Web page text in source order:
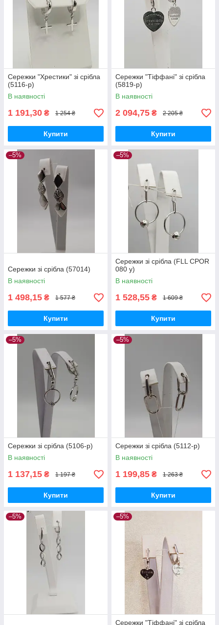
Сережки "Хрестики" зі срібла
(5116-р)
В наявності
1 191,30 ₴ 1 254 ₴
Купити
Сережки "Тіффані" зі срібла
(5819-р)
В наявності
2 094,75 ₴ 2 205 ₴
Купити
–5%
Сережки зі срібла (57014)
В наявності
1 498,15 ₴ 1 577 ₴
Купити
–5%
Сережки зі срібла (FLL CPOR
080 y)
В наявності
1 528,55 ₴ 1 609 ₴
Купити
–5%
Сережки зі срібла (5106-р)
В наявності
1 137,15 ₴ 1 197 ₴
Купити
–5%
Сережки зі срібла (5112-р)
В наявності
1 199,85 ₴ 1 263 ₴
Купити
–5% –5%
Сережки "Тіффані" зі срібла